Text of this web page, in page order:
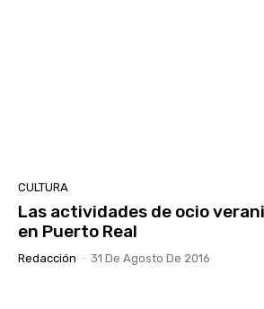
CULTURA
Las actividades de ocio
en Puerto Real
Redacción - 31 De Agosto De 2016